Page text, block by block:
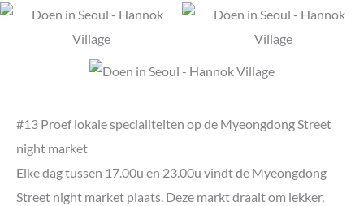
#13 Proef lokale specialiteiten op de Myeongdong Street
night market
Elke dag tussen 17.00u en 23.00u vindt de Myeongdong
Street night market plaats. Deze markt draait om lekker,